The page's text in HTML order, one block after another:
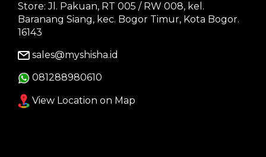
Store: Jl. Pakuan, RT 005 / RW 008, kel.
Baranang Siang, kec. Bogor Timur, Kota Bogor.
16143
sales@myshisha.id
081288980610
View Location on Map